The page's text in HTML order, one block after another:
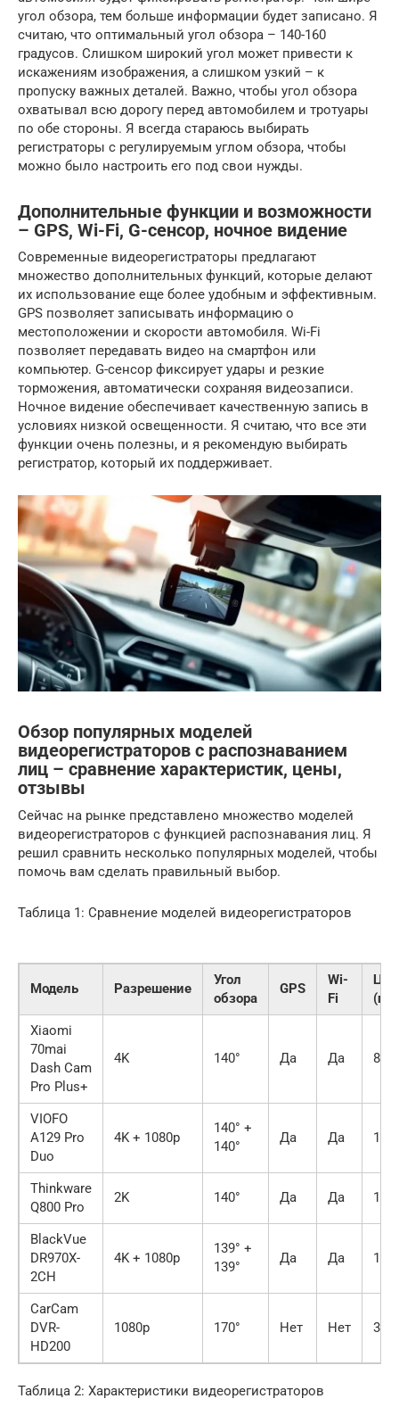
угол обзора, тем больше информации будет записано. Я
считаю, что оптимальный угол обзора – 140-160
градусов. Слишком широкий угол может привести к
искажениям изображения, а слишком узкий – к
пропуску важных деталей. Важно, чтобы угол обзора
охватывал всю дорогу перед автомобилем и тротуары
по обе стороны. Я всегда стараюсь выбирать
регистраторы с регулируемым углом обзора, чтобы
можно было настроить его под свои нужды.
Дополнительные функции и возможности
– GPS, Wi-Fi, G-сенсор, ночное видение
Современные видеорегистраторы предлагают
множество дополнительных функций, которые делают
их использование еще более удобным и эффективным.
GPS позволяет записывать информацию о
местоположении и скорости автомобиля. Wi-Fi
позволяет передавать видео на смартфон или
компьютер. G-сенсор фиксирует удары и резкие
торможения, автоматически сохраняя видеозаписи.
Ночное видение обеспечивает качественную запись в
условиях низкой освещенности. Я считаю, что все эти
функции очень полезны, и я рекомендую выбирать
регистратор, который их поддерживает.
Обзор популярных моделей
видеорегистраторов с распознаванием
лиц – сравнение характеристик, цены,
отзывы
Сейчас на рынке представлено множество моделей
видеорегистраторов с функцией распознавания лиц. Я
решил сравнить несколько популярных моделей, чтобы
помочь вам сделать правильный выбор.
Таблица 1: Сравнение моделей видеорегистраторов
Модель Разрешение
Угол
обзора
GPS
Wi-
Fi
Xiaomi
70mai
Dash Cam
Pro Plus+
4K 140° Да Да 8
VIOFO
A129 Pro
Duo
4K + 1080p
140° +
140°
Да Да 12
Thinkware
Q800 Pro
2K 140° Да Да 10
BlackVue
DR970X-
2CH
4K + 1080p
139° +
139°
Да Да 15
CarCam
DVR-
HD200
1080p 170° Нет Нет 3
Таблица 2: Характеристики видеорегистраторов